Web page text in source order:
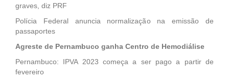
graves, diz PRF
Polícia Federal anuncia normalização na emissão de
passaportes
Agreste de Pernambuco ganha Centro de Hemodiálise
Pernambuco: IPVA 2023 começa a ser pago a partir de
fevereiro